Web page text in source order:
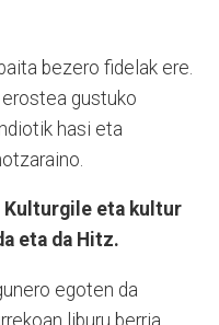
bezero fidelak ere.
gustuko
hasi eta
Kulturgile eta kultur
eta da Hitz.
egoten da
liburu berria